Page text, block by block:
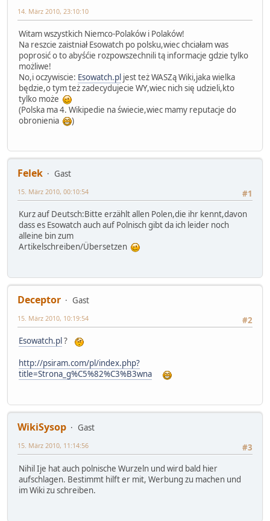
14. März 2010, 23:10:10
Witam wszystkich Niemco-Polaków i Polaków!
Na reszcie zaistniał Esowatch po polsku,wiec chciałam was
poprosić o to abyśćie rozpowszechnili tą informacje gdzie tylko
możliwe!
No,i oczywiscie: Esowatch.pl jest też WASZą Wiki,jaka wielka
będzie,o tym też zadecydujecie WY,wiec nich się udzieli,kto
tylko może
(Polska ma 4. Wikipedie na świecie,wiec mamy reputacje do
obronienia
)
Felek
Gast
#1
15. März 2010, 00:10:54
Kurz auf Deutsch:Bitte erzählt allen Polen,die ihr kennt,davon
dass es Esowatch auch auf Polnisch gibt da ich leider noch
alleine bin zum
Artikelschreiben/Übersetzen
Deceptor
Gast
#2
15. März 2010, 10:19:54
Esowatch.pl?
http://psiram.com/pl/index.php?
title=Strona_g%C5%82%C3%B3wna
WikiSysop
Gast
#3
15. März 2010, 11:14:56
Nihil Ije hat auch polnische Wurzeln und wird bald hier
aufschlagen. Bestimmt hilft er mit, Werbung zu machen und
im Wiki zu schreiben.